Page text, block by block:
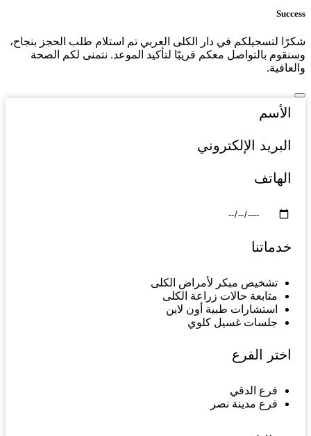
Success
شكرًا لتسجيلكم في دار الكلى العربي تم استلام طلب الحجز بنجاح،
وسنقوم بالتواصل معكم قريبًا لتأكيد الموعد. نتمنى لكم الصحة
والعافية.
تشخيص مبكر لأمراض الكلى
متابعة حالات زراعة الكلى
استشارات طبية أون لاين
جلسات غسيل كلوي
فرع الدقي
فرع مدينة نصر